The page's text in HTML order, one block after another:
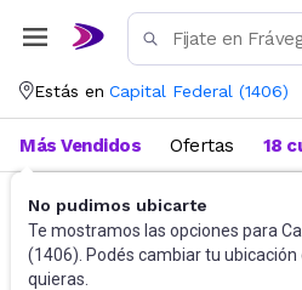
Estás en Capital Federal (1406)
No pudimos ubicarte
Te mostramos las opciones para
(1406). Podés cambiar tu ubicación
quieras.
Más Vendidos Ofertas 18
Deportes Deportes acuáticos